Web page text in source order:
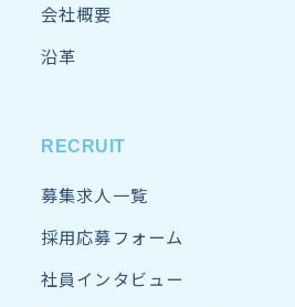
会社概要
沿革
RECRUIT
募集求人一覧
採用応募フォーム
社員インタビュー